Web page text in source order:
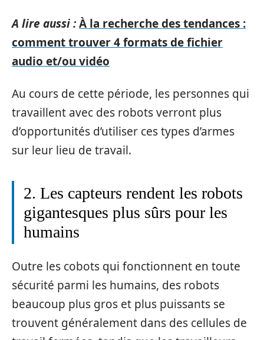
A lire aussi :À la recherche des tendances :
comment trouver 4 formats de fichier
audio et/ou vidéo
Au cours de cette période, les personnes qui
travaillent avec des robots verront plus
d’opportunités d’utiliser ces types d’armes
sur leur lieu de travail.
2. Les capteurs rendent les robots
gigantesques plus sûrs pour les
humains
Outre les cobots qui fonctionnent en toute
sécurité parmi les humains, des robots
beaucoup plus gros et plus puissants se
trouvent généralement dans des cellules de